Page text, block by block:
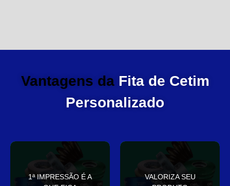
Vantagens da Fita de Cetim
Personalizado
1ª IMPRESSÃO É A
Sua embalagem fala por
você
VALORIZA SEU
que deixa sua embalagem
elegante